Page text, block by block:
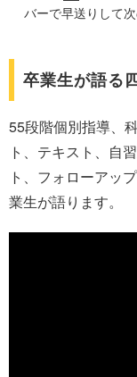
バーで早送りして
卒業生が語る
55段階個別指導、
ト、テキスト、自
ト、フォローアッ
業生が語ります。